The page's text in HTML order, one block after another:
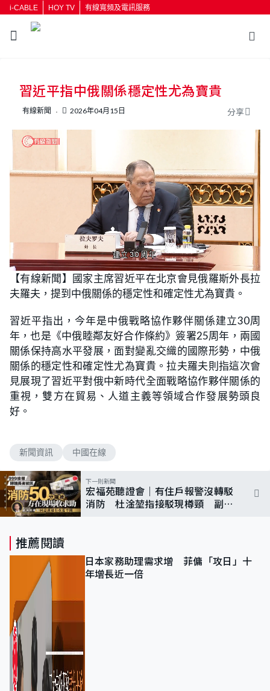
i-CABLE HOY TV 有線寬頻及電訊服務
按輸入鍵開始搜尋
習近平指中俄關係穩定性尤為寶貴
有線新聞 2026年04月15日 分享
U
n
m
t
e
L
o
a
d
e
d
8
.
8
2
%
【有線新聞】國家主席習近平在北京會見俄羅斯外長拉
夫羅夫，提到中俄關係的穩定性和確定性尤為寶貴。
習近平指出，今年是中俄戰略協作夥伴關係建立30周
年，也是《中俄睦鄰友好合作條約》簽署25周年，兩國
關係保持高水平發展，面對變亂交織的國際形勢，中俄
關係的穩定性和確定性尤為寶貴。拉夫羅夫則指這次會
見展現了習近平對俄中新時代全面戰略協作夥伴關係的
重視，雙方在貿易、人道主義等領域合作發展勢頭良
好。
新聞資訊 中國在線
下一則新聞
宏福苑聽證會｜有住戶報警沒轉駁
消防 杜淦堃指接駁現樽頸 副消
推薦閱讀
日本家務助理需求增 菲傭「攻日」十
年增長近一倍